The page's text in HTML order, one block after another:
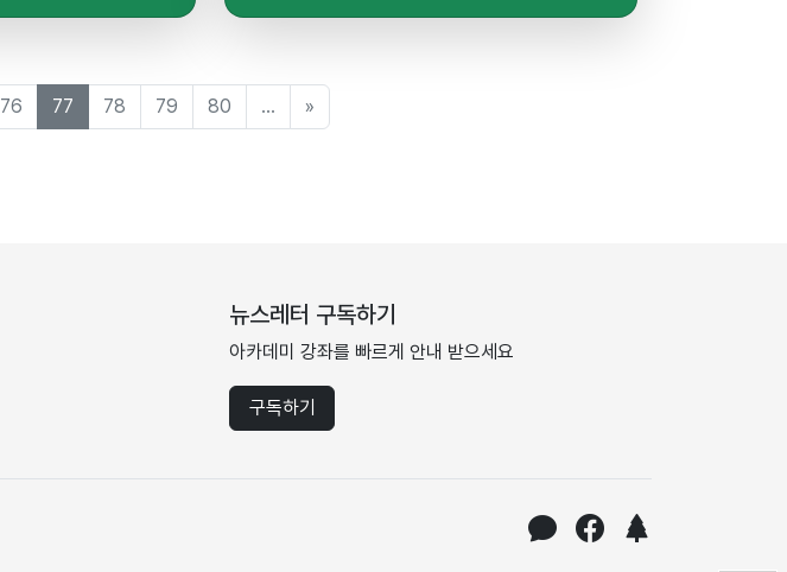
76 77 78 79 80 ... »
뉴스레터 구독하기
아카데미 강좌를 빠르게 안내 받으세요
구독하기